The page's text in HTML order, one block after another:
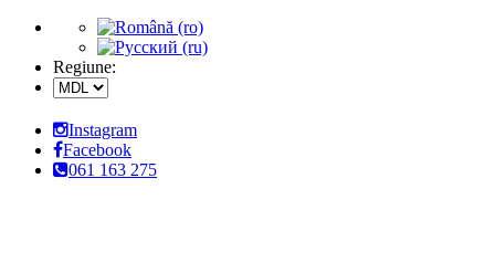
Regiune:
Instagram
Facebook
061 163 275